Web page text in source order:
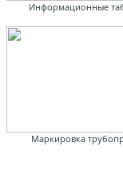
Информационные
Маркировка